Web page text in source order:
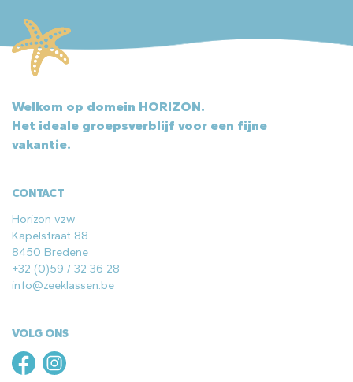
Welkom op domein HORIZON.
Het ideale groepsverblijf voor een fijne
vakantie.
CONTACT
Horizon vzw
Kapelstraat 88
8450 Bredene
+32 (0)59 / 32 36 28
info@zeeklassen.be
VOLG ONS